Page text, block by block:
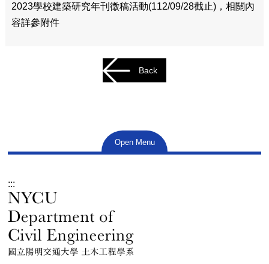
2023學校建築研究年刊徵稿活動(112/09/28截止)，相關內
容詳參附件
Back
Open Menu
:::